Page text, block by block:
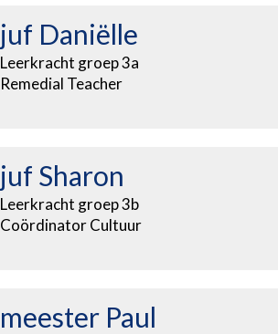
juf Daniëlle
Leerkracht groep 3a
Remedial Teacher
juf Sharon
Leerkracht groep 3b
Coördinator Cultuur
meester Paul